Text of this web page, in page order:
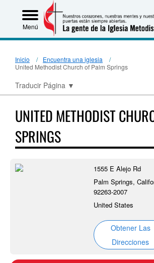
Menú
Inicio
Encuentra una iglesia
United Methodist Church of Palm Springs
Traducir Página ▼
UNITED METHODIST
SPRINGS
1555 E Alejo Rd
Palm Springs,
92263-2007
United States
Obtener Las
Direcciones